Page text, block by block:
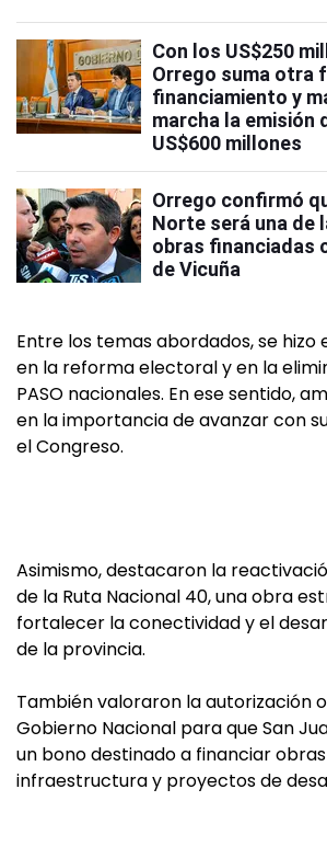
Con los US$250
Orrego suma otra
financiamiento y
marcha la emisión
US$600 millones
Orrego confirmó
Norte será una de
obras financiadas
de Vicuña
Entre los temas abordados, se hizo
en la reforma electoral y en la
PASO nacionales. En ese sentido,
en la importancia de avanzar con
el Congreso.
Asimismo, destacaron la
de la Ruta Nacional 40, una obra
fortalecer la conectividad y el
de la provincia.
También valoraron la autorización
Gobierno Nacional para que San
un bono destinado a financiar
infraestructura y proyectos de